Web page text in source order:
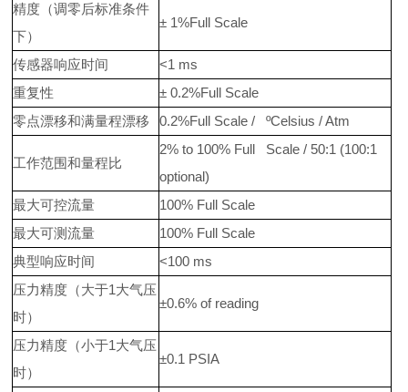
精度（调零后标准条件
下）
± 1%Full Scale
传感器响应时间
<1 ms
重复性
± 0.2%Full Scale
零点漂移和满量程漂移
0.2%Full Scale / ºCelsius / Atm
工作范围和量程比
2% to 100% Full Scale / 50:1 (100:1
optional)
最大可控流量
100% Full Scale
最大可测流量
100% Full Scale
典型响应时间
<100 ms
压力精度（大于1大气压
时）
±0.6% of reading
压力精度（小于1大气压
时）
±0.1 PSIA